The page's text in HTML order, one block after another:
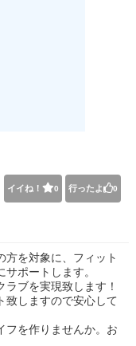
イイね！ 0 行ったよ 0
方を対象に、フィット
ポートします。
ブを実現致します！
致しますので安心して
フを作りませんか。お